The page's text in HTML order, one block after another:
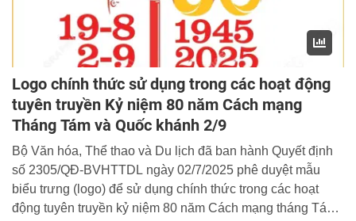
Logo chính thức sử dụng trong các hoạt động
tuyên truyền Kỷ niệm 80 năm Cách mạng
Tháng Tám và Quốc khánh 2/9
Bộ Văn hóa, Thể thao và Du lịch đã ban hành Quyết định
số 2305/QĐ-BVHTTDL ngày 02/7/2025 phê duyệt mẫu
biểu trưng (logo) để sử dụng chính thức trong các hoạt
động tuyên truyền kỷ niệm 80 năm Cách mạng tháng Tám